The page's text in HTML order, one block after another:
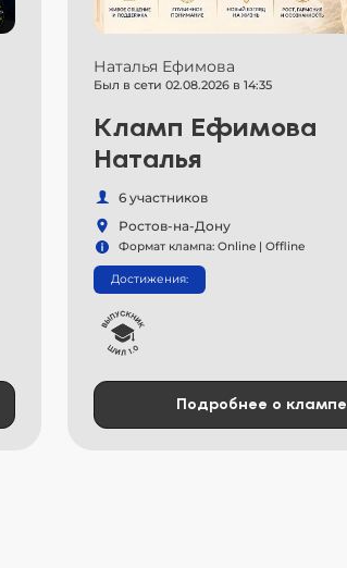
Наталья Ефимова
Был в сети 02.08.2026 в 14:35
Кламп Ефимова
Наталья
6 участников
Ростов-на-Дону
Формат клампа: Online | Offline
Достижения:
Подробнее о клампе